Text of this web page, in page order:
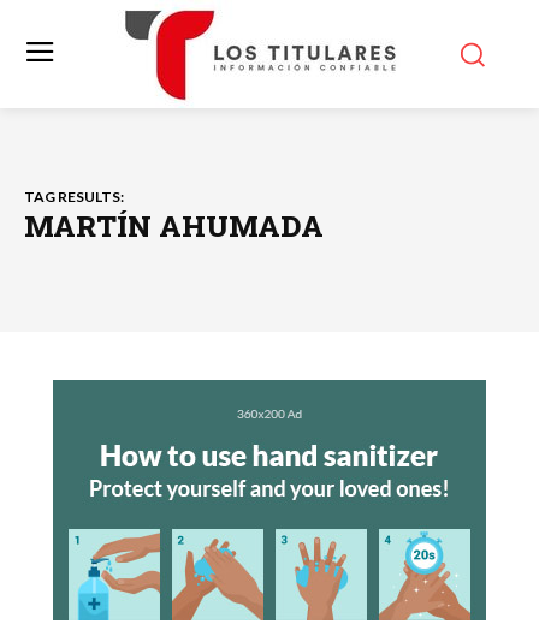
TAG RESULTS:
MARTÍN AHUMADA